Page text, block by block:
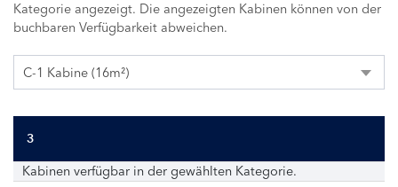
Kategorie angezeigt. Die angezeigten Kabinen können von der
buchbaren Verfügbarkeit abweichen.
C-1 Kabine (16m²)
3
Kabinen verfügbar in der gewählten Kategorie.